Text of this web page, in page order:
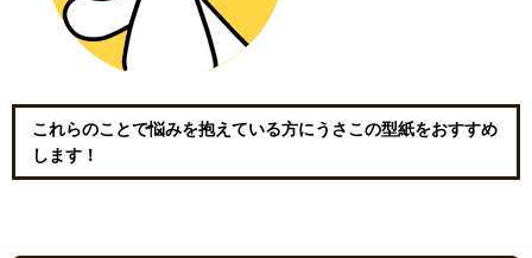
これらのことで悩みを抱えている方にうさこの型紙をおすすめ
します！